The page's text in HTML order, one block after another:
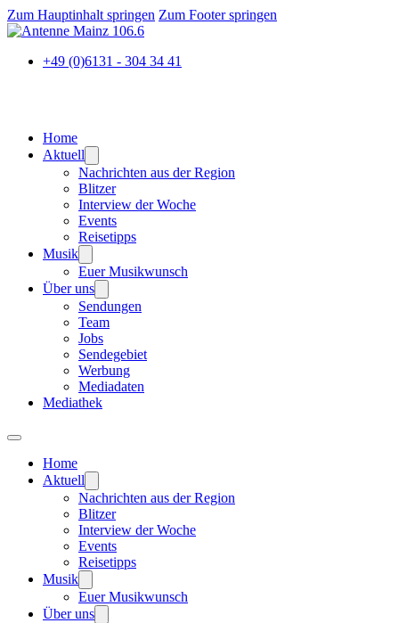
Zum Hauptinhalt springen Zum Footer springen
+49 (0)6131 - 304 34 41
Home
Aktuell
Nachrichten aus der Region
Blitzer
Interview der Woche
Events
Reisetipps
Musik
Euer Musikwunsch
Über uns
Sendungen
Team
Jobs
Sendegebiet
Werbung
Mediadaten
Mediathek
Home
Aktuell
Nachrichten aus der Region
Blitzer
Interview der Woche
Events
Reisetipps
Musik
Euer Musikwunsch
Über uns